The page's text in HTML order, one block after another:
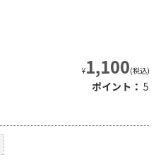
¥1,100(税込)
ポイント： 5